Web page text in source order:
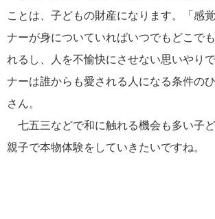
ことは、子どもの財産になります。「感
ナーが身についていればいつでもどこで
れるし、人を不愉快にさせない思いやり
ナーは誰からも愛される人になる条件の
さん。
七五三などで和に触れる機会も多い子ど
親子で本物体験をしていきたいですね。